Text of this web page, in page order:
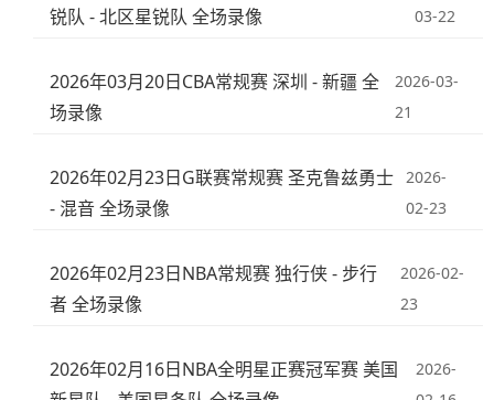
锐队 - 北区星锐队 全场录像
03-22
2026年03月20日CBA常规赛 深圳 - 新疆 全
场录像
2026-03-
21
2026年02月23日G联赛常规赛 圣克鲁兹勇士
- 混音 全场录像
2026-
02-23
2026年02月23日NBA常规赛 独行侠 - 步行
者 全场录像
2026-02-
23
2026年02月16日NBA全明星正赛冠军赛 美国
2026-